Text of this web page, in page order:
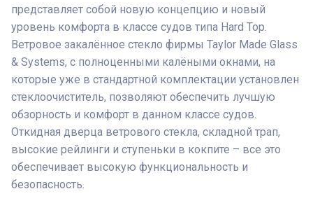
представляет собой новую концепцию и новый
уровень комфорта в классе судов типа Hard Top.
Ветровое закалённое стекло фирмы Taylor Made Glass
& Systems, с полноценными калёными окнами, на
которые уже в стандартной комплектации установлен
стеклоочиститель, позволяют обеспечить лучшую
обзорность и комфорт в данном классе судов.
Откидная дверца ветрового стекла, складной трап,
высокие рейлинги и ступеньки в кокпите – все это
обеспечивает высокую функциональность и
безопасность.